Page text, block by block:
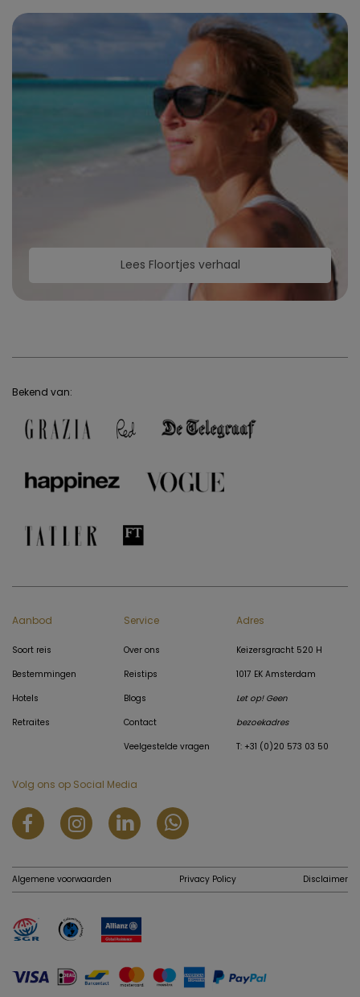
Lees Floortjes verhaal
Bekend van:
Aanbod
Soort reis
Bestemmingen
Hotels
Retraites
Service
Over ons
Reistips
Blogs
Contact
Veelgestelde vragen
Adres
Keizersgracht 520 H
1017 EK Amsterdam
Let op! Geen
bezoekadres
T: +31 (0)20 573 03 50
Volg ons op Social Media
Algemene voorwaarden Privacy Policy Disclaimer